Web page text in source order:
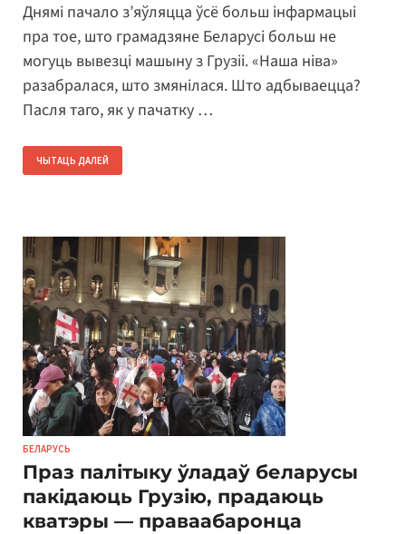
Днямі пачало з’яўляцца ўсё больш інфармацыі
пра тое, што грамадзяне Беларусі больш не
могуць вывезці машыну з Грузіі. «Наша ніва»
разабралася, што змянілася. Што адбываецца?
Пасля таго, як у пачатку …
ЧЫТАЦЬ ДАЛЕЙ
БЕЛАРУСЬ
Праз палітыку ўладаў беларусы
пакідаюць Грузію, прадаюць
кватэры — праваабаронца